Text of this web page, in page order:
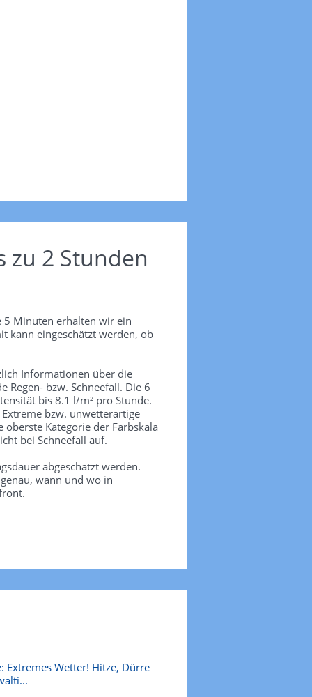
zu 2 Stunden
5 Minuten erhalten wir ein
kann eingeschätzt werden, ob
Informationen über die
Regen- bzw. Schneefall. Die 6
bis 8.1 l/m² pro Stunde.
bzw. unwetterartige
Kategorie der Farbskala
bei Schneefall auf.
abgeschätzt werden.
wann und wo in
Extremes Wetter! Hitze, Dürre